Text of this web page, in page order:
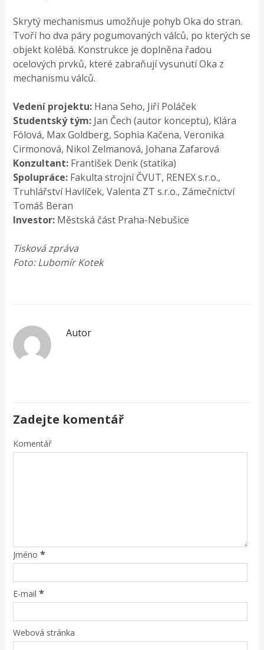
Skrytý mechanismus umožňuje pohyb Oka do stran.
Tvoří ho dva páry pogumovaných válců, po kterých se
objekt kolébá. Konstrukce je doplněna řadou
ocelových prvků, které zabraňují vysunutí Oka z
mechanismu válců.
Vedení projektu: Hana Seho, Jiří Poláček
Studentský tým: Jan Čech (autor konceptu), Klára
Fólová, Max Goldberg, Sophia Kačena, Veronika
Cirmonová, Nikol Zelmanová, Johana Zafarová
Konzultant: František Denk (statika)
Spolupráce: Fakulta strojní ČVUT, RENEX s.r.o.,
Truhlářství Havlíček, Valenta ZT s.r.o., Zámečnictví
Tomáš Beran
Investor: Městská část Praha-Nebušice
Tisková zpráva
Foto: Lubomír Kotek
Autor
Zadejte komentář
Komentář
Jméno *
E-mail *
Webová stránka